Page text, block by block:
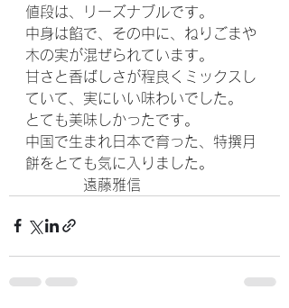
値段は、リーズナブルです。
中身は餡で、その中に、ねりごまや
木の実が混ぜられています。
甘さと香ばしさが程良くミックスし
ていて、実にいい味わいでした。
とても美味しかったです。
中国で生まれ日本で育った、特撰月
餅をとても気に入りました。
遠藤雅信